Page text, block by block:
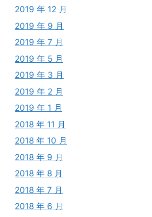
2019 年 12 月
2019 年 9 月
2019 年 7 月
2019 年 5 月
2019 年 3 月
2019 年 2 月
2019 年 1 月
2018 年 11 月
2018 年 10 月
2018 年 9 月
2018 年 8 月
2018 年 7 月
2018 年 6 月